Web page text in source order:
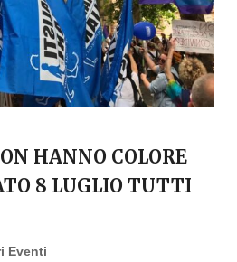
HANNO COLORE
8 LUGLIO TUTTI
Eventi